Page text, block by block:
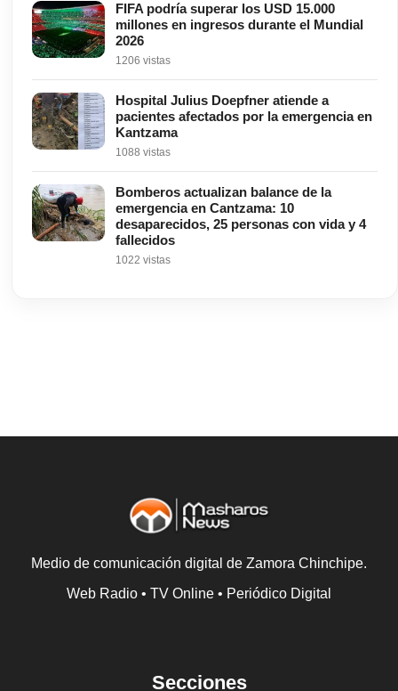
FIFA podría superar los USD 15.000
millones en ingresos durante el Mundial
2026
1206 vistas
Hospital Julius Doepfner atiende a
pacientes afectados por la emergencia en
Kantzama
1088 vistas
Bomberos actualizan balance de la
emergencia en Cantzama: 10
desaparecidos, 25 personas con vida y 4
fallecidos
1022 vistas
Medio de comunicación digital de Zamora Chinchipe.
Web Radio • TV Online • Periódico Digital
Secciones